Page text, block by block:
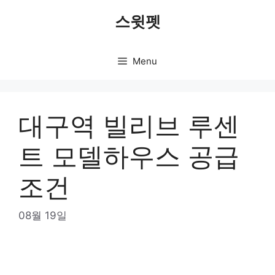
스윗펫
Menu
대구역 빌리브 루센
트 모델하우스 공급
조건
08월 19일